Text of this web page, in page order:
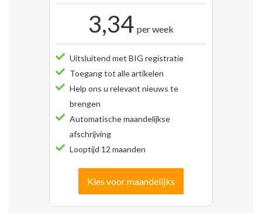
3,34 per week
Uitsluitend met BIG registratie
Toegang tot alle artikelen
Help ons u relevant nieuws te
brengen
Automatische maandelijkse
afschrijving
Looptijd 12 maanden
Kies voor maandelijks